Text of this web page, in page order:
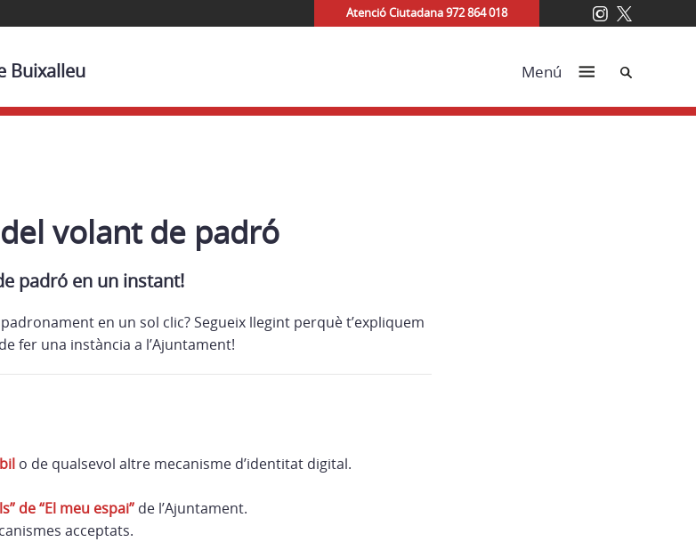
Atenció Ciutadana 972 864 018
Buixalleu Menú Cerca
volant de padró
padró en un instant!
en un sol clic? Segueix llegint perquè t’expliquem
fer una instància a l’Ajuntament!
o de qualsevol altre mecanisme d’identitat digital.
de “El meu espai” de l’Ajuntament.
acceptats.